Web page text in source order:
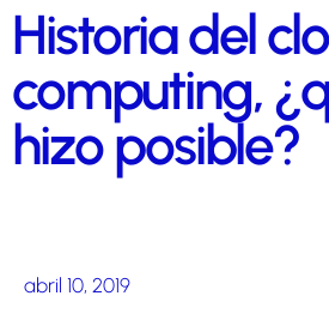
Historia del
computing,
hizo posible?
abril 10, 2019